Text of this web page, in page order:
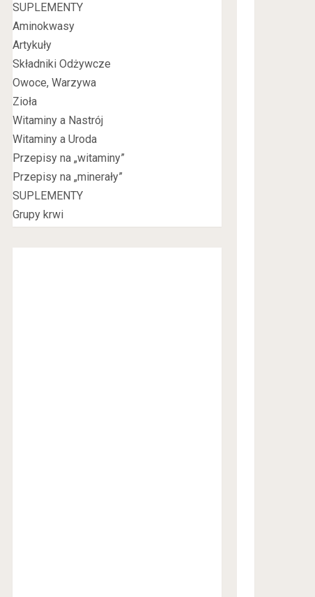
SUPLEMENTY
Aminokwasy
Artykuły
Składniki Odżywcze
Owoce, Warzywa
Zioła
Witaminy a Nastrój
Witaminy a Uroda
Przepisy na „witaminy”
Przepisy na „minerały”
SUPLEMENTY
Grupy krwi